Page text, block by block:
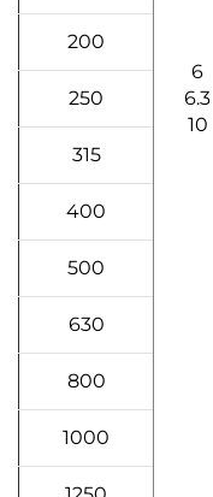
6
6.3
10
200
250
315
400
500
630
800
1000